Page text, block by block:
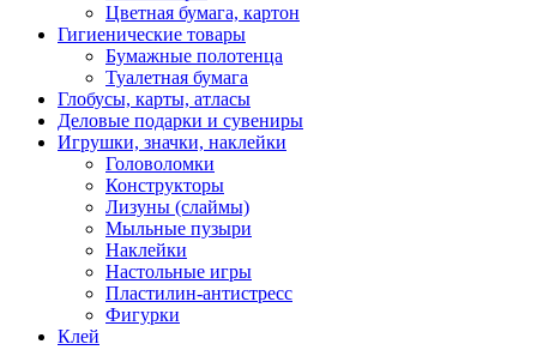
Цветная бумага, картон
Гигиенические товары
Бумажные полотенца
Туалетная бумага
Глобусы, карты, атласы
Деловые подарки и сувениры
Игрушки, значки, наклейки
Головоломки
Конструкторы
Лизуны (слаймы)
Мыльные пузыри
Наклейки
Настольные игры
Пластилин-антистресс
Фигурки
Клей